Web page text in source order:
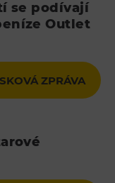
se podívají
Outlet
ZPRÁVA